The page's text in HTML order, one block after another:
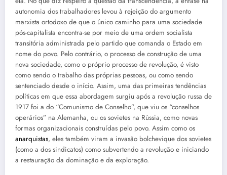
autonomia dos trabalhadores levou à rejeição do argumento
marxista ortodoxo de que o único caminho para uma sociedade
pós-capitalista encontra-se por meio de uma ordem socialista
transitória administrada pelo partido que comanda o Estado em
nome do povo. Pelo contrário, o processo de construção de uma
nova sociedade, como o próprio processo de revolução, é visto
como sendo o trabalho das próprias pessoas, ou como sendo
sentenciado desde o início. Assim, uma das primeiras tendências
políticas em que essa abordagem surgiu após a revolução russa de
1917 foi a do “Comunismo de Conselho”, que viu os “conselhos
operários” na Alemanha, ou os sovietes na Rússia, como novas
formas organizacionais construídas pelo povo. Assim como os
anarquistas, eles também viram a invasão bolchevique dos sovietes
(como a dos sindicatos) como subvertendo a revolução e iniciando
a restauração da dominação e da exploração.